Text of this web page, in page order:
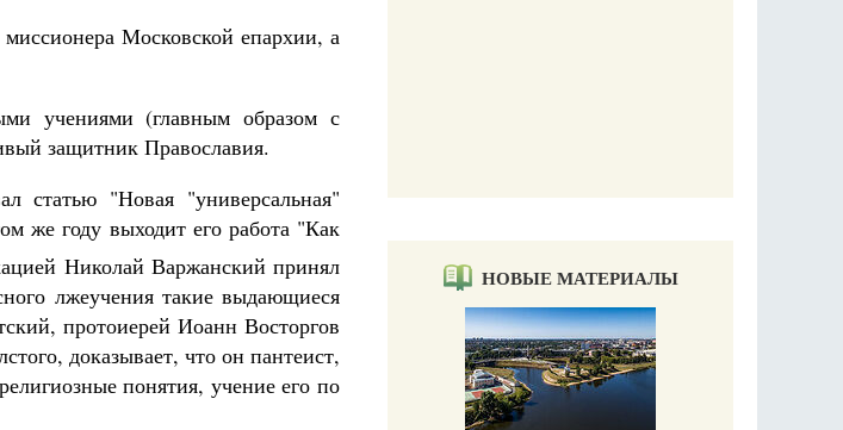
Московской епархии, а
учениями (главным образом с
защитник Православия.
"Новая "универсальная"
же году выходит его работа "Как
Николай Варжанский принял
лжеучения такие выдающиеся
протоиерей Иоанн Восторгов
доказывает, что он пантеист,
понятия, учение его по
Роман Котов
НОВЫЕ МАТЕРИАЛЫ